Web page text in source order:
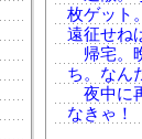
枚ゲット
遠征せね
帰宅。
ち。なん
夜中に
なきゃ！